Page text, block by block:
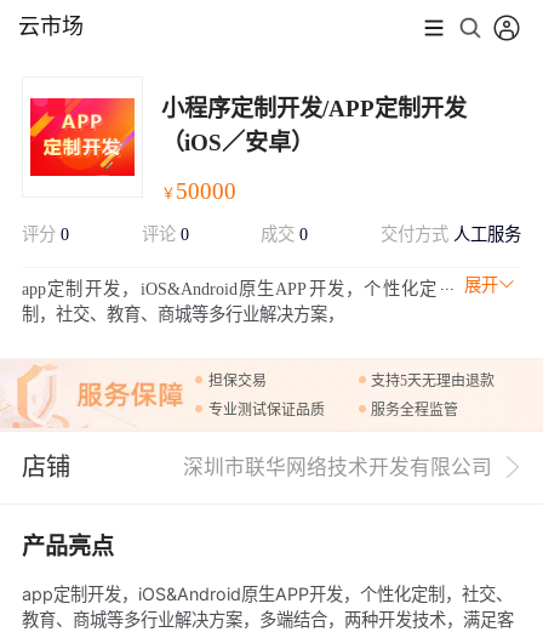
云市场
小程序定制开发/APP定制开发
（iOS／安卓）
￥ 50000
评分 0 评论 0 成交0 交付方式 人工服务
展开
app定制开发，iOS&Android原生APP开发，个性化定
制，社交、教育、商城等多行业解决方案，
担保交易
支持5天无理由退款
专业测试保证品质
服务全程监管
店铺 深圳市联华网络技术开发有限公司
产品亮点
app定制开发，iOS&Android原生APP开发，个性化定制，社交、
教育、商城等多行业解决方案，多端结合，两种开发技术，满足客